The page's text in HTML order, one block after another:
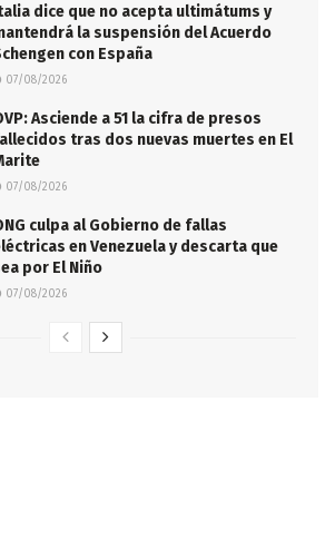
dice que no acepta ultimátums y
la suspensión del Acuerdo
con España
07/08/2026
Asciende a 51 la cifra de presos
tras dos nuevas muertes en El
07/08/2026
culpa al Gobierno de fallas
en Venezuela y descarta que
por El Niño
07/08/2026